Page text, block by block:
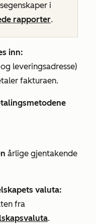
i
rapporter.
inn:
leveringsadresse)
fakturaen.
årlige gjentakende
valuta:
fra
.